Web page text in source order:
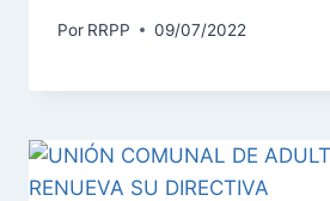
Por RRPP 09/07/2022